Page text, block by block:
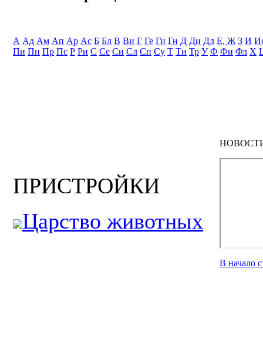
А Ад Ам Ап Ар Ас Б Бл В Ви Г Ге Ги Гн Д Ди Дл Е, Ж З И
Пи Пн Пр Пс Р Ри С Се Си Сл Сп Су Т Ти Тр У Ф Фи Фл Х
ПРИСТРОЙКИ
Царство животных
В начало